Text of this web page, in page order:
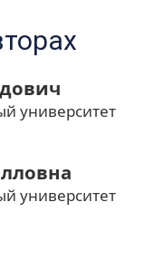
университет
университет